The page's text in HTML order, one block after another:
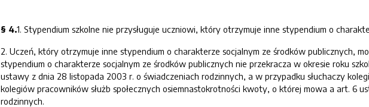
§ 4.1. Stypendium szkolne nie przysługuje uczniowi, który otrzymuje inne stypendium o
2. Uczeń, który otrzymuje inne stypendium o charakterze socjalnym ze środków publicznych,
stypendium o charakterze socjalnym ze środków publicznych nie przekracza w okresie roku
ustawy z dnia 28 listopada 2003 r. o świadczeniach rodzinnych, a w przypadku słuchaczy
kolegiów pracowników służb społecznych osiemnastokrotności kwoty, o której mowa a art. 6
rodzinnych.